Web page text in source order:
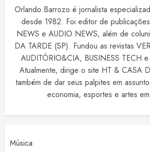
Orlando Barrozo é jornalista
desde 1982. Foi editor de
NEWS e AUDIO NEWS, além de
DA TARDE (SP). Fundou as revistas
AUDITÓRIO&CIA, BUSINESS TECH
Atualmente, dirige o site HT & CASA
também de dar seus palpites em
economia, esportes e artes
Música